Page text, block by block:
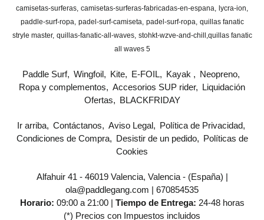
camisetas-surferas camisetas-surferas-fabricadas-en-espana lycra-ion
paddle-surf-ropa padel-surf-camiseta padel-surf-ropa quillas fanatic
stryle master quillas-fanatic-all-waves stohkt-wzve-and-chill ​quillas fanatic
all waves 5
Paddle Surf Wingfoil Kite E-FOIL Kayak
Neopreno
Ropa y complementos
Accesorios SUP rider
Liquidación
Ofertas
BLACKFRIDAY
Ir arriba Contáctanos Aviso Legal
Política de Privacidad
Condiciones de Compra
Desistir de un pedido
Políticas de
Cookies
Alfahuir 41 - 46019 Valencia, Valencia - (España) |
ola@paddlegang.com | 670854535
Horario: 09:00 a 21:00 | Tiempo de Entrega: 24-48 horas
(*) Precios con Impuestos incluidos